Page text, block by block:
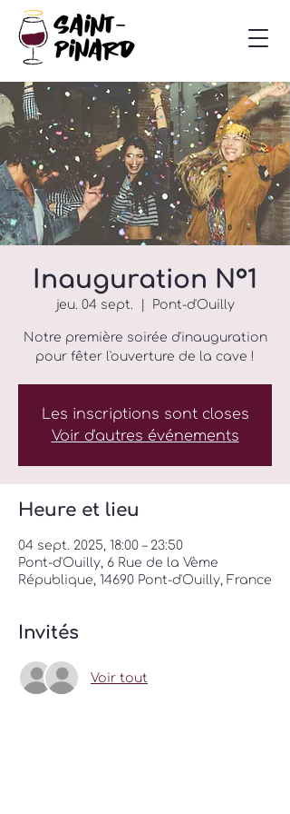
Inauguration N°1
jeu. 04 sept. Pont-d'Ouilly
Notre première soirée d'inauguration
pour fêter l'ouverture de la cave !
Les inscriptions sont closes
Voir d'autres événements
Heure et lieu
04 sept. 2025, 18:00 – 23:50
Pont-d'Ouilly, 6 Rue de la Vème
République, 14690 Pont-d'Ouilly, France
Invités
Voir tout